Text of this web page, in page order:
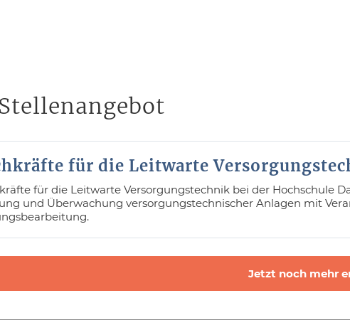
für die Leitwarte
für die Leitwarte Versorgungstechnik bei der Hochschule
und Überwachung versorgungstechnischer Anlagen mit
Jetzt noch mehr